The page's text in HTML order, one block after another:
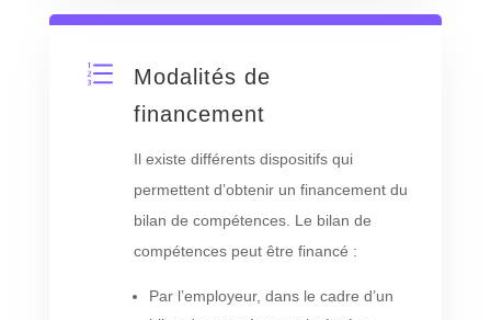
e
Modalités de
financement
Il existe différents dispositifs qui
permettent d’obtenir un financement du
bilan de compétences. Le bilan de
compétences peut être financé :
Par l’employeur, dans le cadre d’un